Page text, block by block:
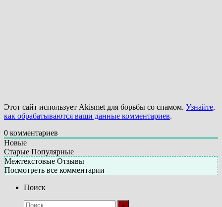
Этот сайт использует Akismet для борьбы со спамом. Узнайте,
как обрабатываются ваши данные комментариев.
0 комментариев
Новые
Старые Популярные
Межтекстовые Отзывы
Посмотреть все комментарии
Поиск